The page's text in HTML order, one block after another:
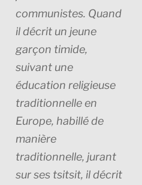
communistes. Quand
il décrit un jeune
garçon timide,
suivant une
éducation religieuse
traditionnelle en
Europe, habillé de
manière
traditionnelle, jurant
sur ses tsitsit, il décrit